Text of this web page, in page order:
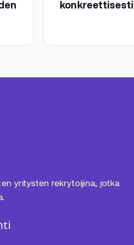
konkreettisesti
yritysten rekrytoijina, jotka